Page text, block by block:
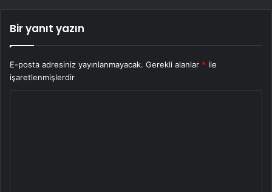
Bir yanıt yazın
E-posta adresiniz yayınlanmayacak. Gerekli alanlar * ile
işaretlenmişlerdir